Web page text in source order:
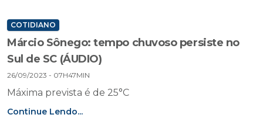
COTIDIANO
Márcio Sônego: tempo chuvoso persiste no
Sul de SC (ÁUDIO)
26/09/2023 - 07H47MIN
Máxima prevista é de 25°C
Continue Lendo...